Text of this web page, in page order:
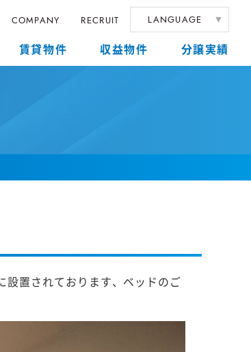
COMPANY RECRUIT LANGUAGE
賃貸物件 収益物件 分譲実績
置されております、ベッドのご